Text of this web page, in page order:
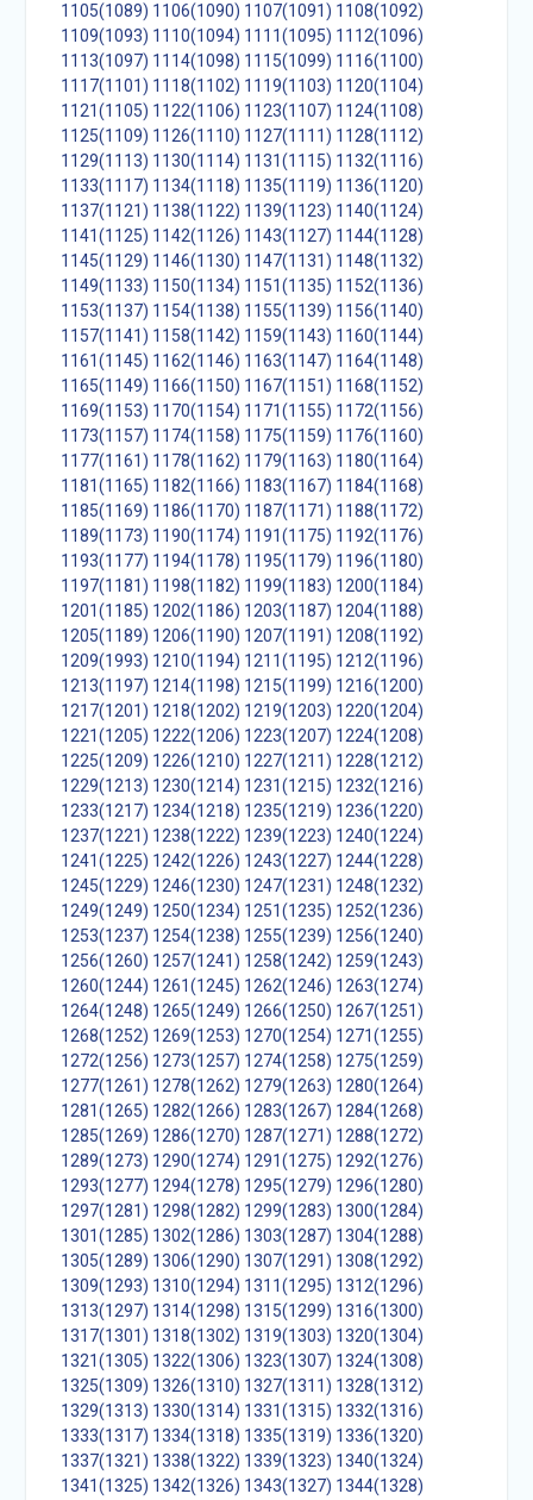
1105(1089) 1106(1090) 1107(1091) 1108(1092)
1109(1093) 1110(1094) 1111(1095) 1112(1096)
1113(1097) 1114(1098) 1115(1099) 1116(1100)
1117(1101) 1118(1102) 1119(1103) 1120(1104)
1121(1105) 1122(1106) 1123(1107) 1124(1108)
1125(1109) 1126(1110) 1127(1111) 1128(1112)
1129(1113) 1130(1114) 1131(1115) 1132(1116)
1133(1117) 1134(1118) 1135(1119) 1136(1120)
1137(1121) 1138(1122) 1139(1123) 1140(1124)
1141(1125) 1142(1126) 1143(1127) 1144(1128)
1145(1129) 1146(1130) 1147(1131) 1148(1132)
1149(1133) 1150(1134) 1151(1135) 1152(1136)
1153(1137) 1154(1138) 1155(1139) 1156(1140)
1157(1141) 1158(1142) 1159(1143) 1160(1144)
1161(1145) 1162(1146) 1163(1147) 1164(1148)
1165(1149) 1166(1150) 1167(1151) 1168(1152)
1169(1153) 1170(1154) 1171(1155) 1172(1156)
1173(1157) 1174(1158) 1175(1159) 1176(1160)
1177(1161) 1178(1162) 1179(1163) 1180(1164)
1181(1165) 1182(1166) 1183(1167) 1184(1168)
1185(1169) 1186(1170) 1187(1171) 1188(1172)
1189(1173) 1190(1174) 1191(1175) 1192(1176)
1193(1177) 1194(1178) 1195(1179) 1196(1180)
1197(1181) 1198(1182) 1199(1183) 1200(1184)
1201(1185) 1202(1186) 1203(1187) 1204(1188)
1205(1189) 1206(1190) 1207(1191) 1208(1192)
1209(1993) 1210(1194) 1211(1195) 1212(1196)
1213(1197) 1214(1198) 1215(1199) 1216(1200)
1217(1201) 1218(1202) 1219(1203) 1220(1204)
1221(1205) 1222(1206) 1223(1207) 1224(1208)
1225(1209) 1226(1210) 1227(1211) 1228(1212)
1229(1213) 1230(1214) 1231(1215) 1232(1216)
1233(1217) 1234(1218) 1235(1219) 1236(1220)
1237(1221) 1238(1222) 1239(1223) 1240(1224)
1241(1225) 1242(1226) 1243(1227) 1244(1228)
1245(1229) 1246(1230) 1247(1231) 1248(1232)
1249(1249) 1250(1234) 1251(1235) 1252(1236)
1253(1237) 1254(1238) 1255(1239) 1256(1240)
1256(1260) 1257(1241) 1258(1242) 1259(1243)
1260(1244) 1261(1245) 1262(1246) 1263(1274)
1264(1248) 1265(1249) 1266(1250) 1267(1251)
1268(1252) 1269(1253) 1270(1254) 1271(1255)
1272(1256) 1273(1257) 1274(1258) 1275(1259)
1277(1261) 1278(1262) 1279(1263) 1280(1264)
1281(1265) 1282(1266) 1283(1267) 1284(1268)
1285(1269) 1286(1270) 1287(1271) 1288(1272)
1289(1273) 1290(1274) 1291(1275) 1292(1276)
1293(1277) 1294(1278) 1295(1279) 1296(1280)
1297(1281) 1298(1282) 1299(1283) 1300(1284)
1301(1285) 1302(1286) 1303(1287) 1304(1288)
1305(1289) 1306(1290) 1307(1291) 1308(1292)
1309(1293) 1310(1294) 1311(1295) 1312(1296)
1313(1297) 1314(1298) 1315(1299) 1316(1300)
1317(1301) 1318(1302) 1319(1303) 1320(1304)
1321(1305) 1322(1306) 1323(1307) 1324(1308)
1325(1309) 1326(1310) 1327(1311) 1328(1312)
1329(1313) 1330(1314) 1331(1315) 1332(1316)
1333(1317) 1334(1318) 1335(1319) 1336(1320)
1337(1321) 1338(1322) 1339(1323) 1340(1324)
1341(1325) 1342(1326) 1343(1327) 1344(1328)